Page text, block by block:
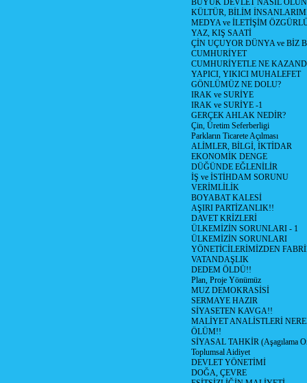
BÜYÜK DEVLET NASIL
KÜLTÜR, BİLİM
MEDYA ve İLETİŞİM
YAZ, KIŞ SAATİ
ÇİN UÇUYOR DÜNYA ve BİZ
CUMHURİYET
CUMHURİYETLE NE
YAPICI, YIKICI MUHALEFET
GÖNLÜMÜZ NE DOLU?
IRAK ve SURİYE
IRAK ve SURİYE -1
GERÇEK AHLAK NEDİR?
Çin, Üretim Seferberligi
Parkların Ticarete Açılması
ALİMLER, BİLGİ, İKTİDAR
EKONOMİK DENGE
DÜĞÜNDE EĞLENİLİR
İŞ ve İSTİHDAM SORUNU
VERİMLİLİK
BOYABAT KALESİ
AŞIRI PARTİZANLIK!!
DAVET KRİZLERİ
ÜLKEMİZİN SORUNLARI - 1
ÜLKEMİZİN SORUNLARI
YÖNETİCİLERİMİZDEN
VATANDAŞLIK
DEDEM ÖLDÜ!!
Plan, Proje Yönümüz
MUZ DEMOKRASİSİ
SERMAYE HAZIR
SİYASETEN KAVGA!!
MALİYET ANALİSTLERİ
ÖLÜM!!
SİYASAL TAHKİR (Aşagılama
Toplumsal Aidiyet
DEVLET YÖNETİMİ
DOĞA, ÇEVRE